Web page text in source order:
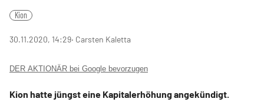
Kion
30.11.2020, 14:29‧ Carsten Kaletta
DER AKTIONÄR bei Google bevorzugen
Kion hatte jüngst eine Kapitalerhöhung angekündigt.